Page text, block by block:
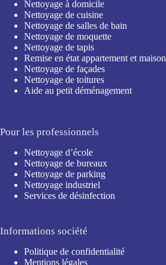
Nettoyage à domicile
Nettoyage de cuisine
Nettoyage de salles de bain
Nettoyage de moquette
Nettoyage de tapis
Remise en état appartement et maison
Nettoyage de façades
Nettoyage de toitures
Aide au petit déménagement
Pour les professionnels
Nettoyage d’école
Nettoyage de bureaux
Nettoyage de parking
Nettoyage industriel
Services de désinfection
Informations société
Politique de confidentialité
Mentions légales